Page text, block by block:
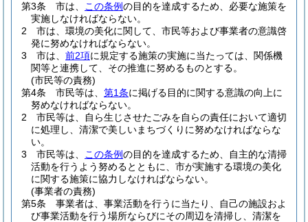
第3条
市は、 この条例の目的を達成するため、必要な施策を
実施しなければならない。
2
市は、環境の美化に関して、市民等および事業者の意識啓
発に努めなければならない。
3
市は、 前2項に規定する施策の実施に当たっては、関係機
関等と連携して、その推進に努めるものとする。
(市民等の責務)
第4条
市民等は、 第1条に掲げる目的に関する意識の向上に
努めなければならない。
2
市民等は、自ら生じさせたごみを自らの責任において適切
に処理し、清潔で美しいまちづくりに努めなければならな
い。
3
市民等は、 この条例の目的を達成するため、自主的な清掃
活動を行うよう努めるとともに、市が実施する環境の美化
に関する施策に協力しなければならない。
(事業者の責務)
第5条
事業者は、事業活動を行うに当たり、自己の施設およ
び事業活動を行う場所ならびにその周辺を清掃し、清潔を